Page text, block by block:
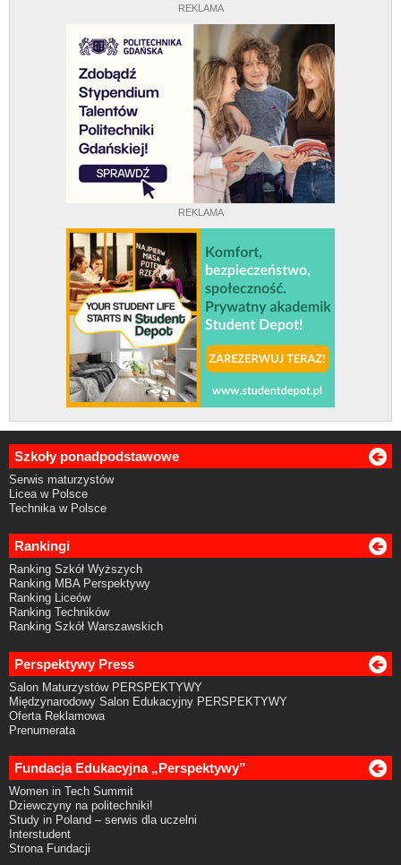
REKLAMA
REKLAMA
Szkoły ponadpodstawowe
Serwis maturzystów
Licea w Polsce
Technika w Polsce
Rankingi
Ranking Szkół Wyższych
Ranking MBA Perspektywy
Ranking Liceów
Ranking Techników
Ranking Szkół Warszawskich
Perspektywy Press
Salon Maturzystów PERSPEKTYWY
Międzynarodowy Salon Edukacyjny PERSPEKTYWY
Oferta Reklamowa
Prenumerata
Fundacja Edukacyjna „Perspektywy”
Women in Tech Summit
Dziewczyny na politechniki!
Study in Poland – serwis dla uczelni
Interstudent
Strona Fundacji